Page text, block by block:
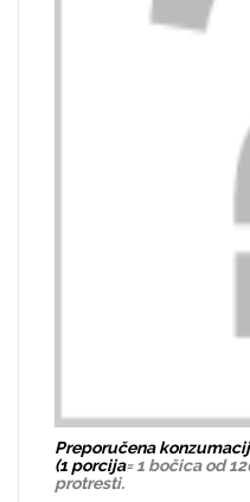
Preporučena
(1 porcija= 1 bočica od
protresti.